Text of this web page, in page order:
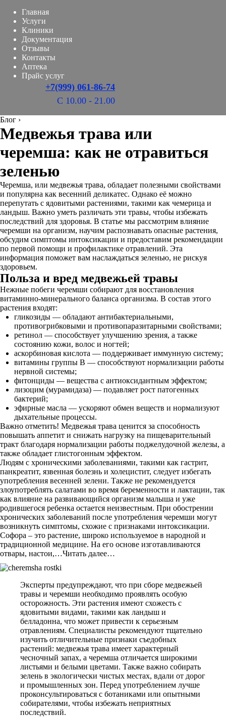
Главная
Услуги
Клиники
Документация
Отзывы
Контакты
Аптека
Прайс услуг
+7(999) 061-86-74
С 10.00 - 21.00
Блог ›
Медвежья трава или
черемша: как не отравиться
зеленью
Черемша, или медвежья трава, обладает полезными свойствами
и популярна как весенний деликатес. Однако её можно
перепутать с ядовитыми растениями, такими как чемерица и
ландыш. Важно уметь различать эти травы, чтобы избежать
последствий для здоровья. В статье мы рассмотрим влияние
черемши на организм, научим распознавать опасные растения,
обсудим симптомы интоксикации и предоставим рекомендации
по первой помощи и профилактике отравлений. Эта
информация поможет вам наслаждаться зеленью, не рискуя
здоровьем.
Польза и вред медвежьей травы
Нежные побеги черемши собирают для восстановления
витаминно-минерального баланса организма. В состав этого
растения входят:
гликозиды — обладают антибактериальными,
противогрибковыми и противопаразитарными свойствами;
ретинол — способствует улучшению зрения, а также
состоянию кожи, волос и ногтей;
аскорбиновая кислота — поддерживает иммунную систему;
витамины группы В — способствуют нормализации работы
нервной системы;
фитонциды — вещества с антиоксидантным эффектом;
лизоцим (мурамидаза) — подавляет рост патогенных
бактерий;
эфирные масла — ускоряют обмен веществ и нормализуют
дыхательные процессы.
Важно отметить! Медвежья трава ценится за способность
повышать аппетит и снижать нагрузку на пищеварительный
тракт благодаря нормализации работы поджелудочной железы, а
также обладает глистогонным эффектом.
Людям с хроническими заболеваниями, такими как гастрит,
панкреатит, язвенная болезнь и холецистит, следует избегать
употребления весенней зелени. Также не рекомендуется
злоупотреблять салатами во время беременности и лактации, так
как влияние на развивающийся организм малыша и уже
родившегося ребенка остается неизвестным. При обострении
хронических заболеваний после употребления черемши могут
возникнуть симптомы, схожие с признаками интоксикации.
Софора – это растение, широко используемое в народной и
традиционной медицине. На его основе изготавливаются
отвары, настои,…Читать далее…
Эксперты предупреждают, что при сборе медвежьей
травы и черемши необходимо проявлять особую
осторожность. Эти растения имеют схожесть с
ядовитыми видами, такими как ландыш и
белладонна, что может привести к серьезным
отравлениям. Специалисты рекомендуют тщательно
изучить отличительные признаки съедобных
растений: медвежья трава имеет характерный
чесночный запах, а черемша отличается широкими
листьями и белыми цветами. Также важно собирать
зелень в экологически чистых местах, вдали от дорог
и промышленных зон. Перед употреблением лучше
проконсультироваться с ботаниками или опытными
собирателями, чтобы избежать неприятных
последствий.